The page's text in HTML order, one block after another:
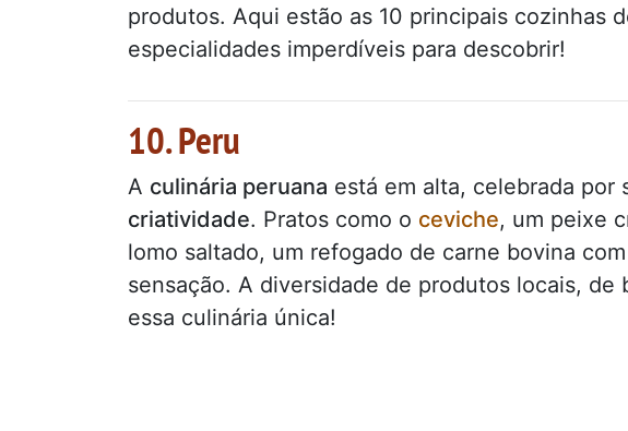
produtos. Aqui estão as 10 principais cozinhas
especialidades imperdíveis para descobrir!
10. Peru
A culinária peruana está em alta, celebrada por
criatividade. Pratos como o ceviche, um peixe
lomo saltado, um refogado de carne bovina
sensação. A diversidade de produtos locais,
essa culinária única!